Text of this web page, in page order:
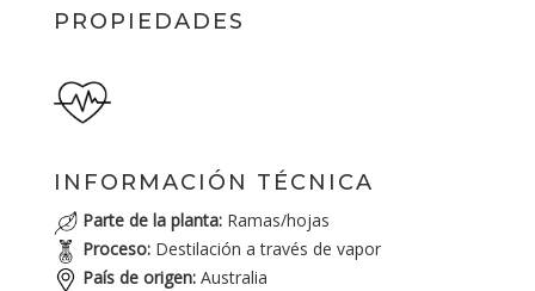
PROPIEDADES
INFORMACIÓN TÉCNICA
Parte de la planta: Ramas/hojas
Proceso: Destilación a través de vapor
País de origen: Australia